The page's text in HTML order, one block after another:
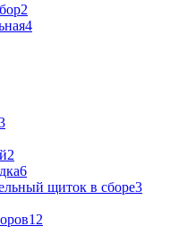
2
4
2
6
щиток в сборе3
12